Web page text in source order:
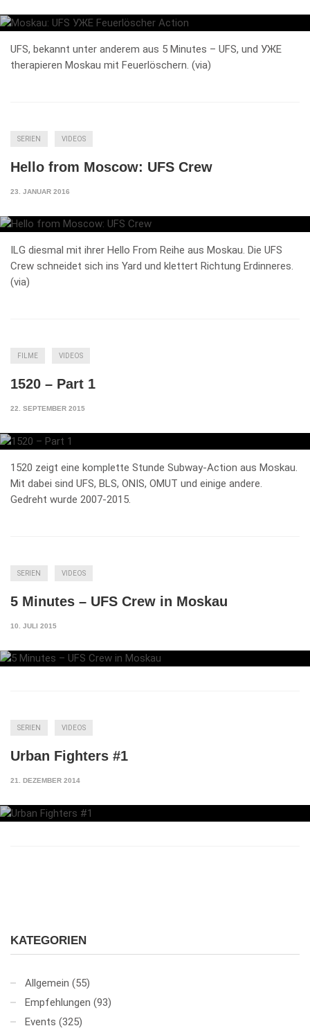
UFS, bekannt unter anderem aus 5 Minutes – UFS, und УЖЕ
therapieren Moskau mit Feuerlöschern. (via)
SERIEN VIDEOS
Hello from Moscow: UFS Crew
23. JANUAR 2016
ILG diesmal mit ihrer Hello From Reihe aus Moskau. Die UFS
Crew schneidet sich ins Yard und klettert Richtung Erdinneres.
(via)
FILME VIDEOS
1520 – Part 1
22. SEPTEMBER 2015
1520 zeigt eine komplette Stunde Subway-Action aus Moskau.
Mit dabei sind UFS, BLS, ONIS, OMUT und einige andere.
Gedreht wurde 2007-2015.
SERIEN VIDEOS
5 Minutes – UFS Crew in Moskau
10. JULI 2015
SERIEN VIDEOS
Urban Fighters #1
21. DEZEMBER 2014
KATEGORIEN
Allgemein (55)
Empfehlungen (93)
Events (325)